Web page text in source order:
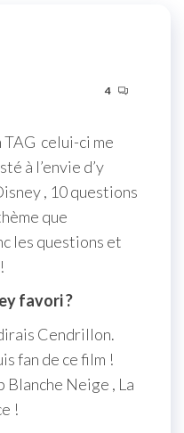
4
TAG celui-ci me
à l’envie d’y
, 10 questions
que
les questions et
favori ?
Cendrillon.
fan de ce film !
Blanche Neige , La
!